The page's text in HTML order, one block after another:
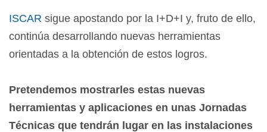
ISCAR sigue apostando por la I+D+I y, fruto de ello,
continúa desarrollando nuevas herramientas
orientadas a la obtención de estos logros.
Pretendemos mostrarles estas nuevas
herramientas y aplicaciones en unas Jornadas
Técnicas que tendrán lugar en las instalaciones